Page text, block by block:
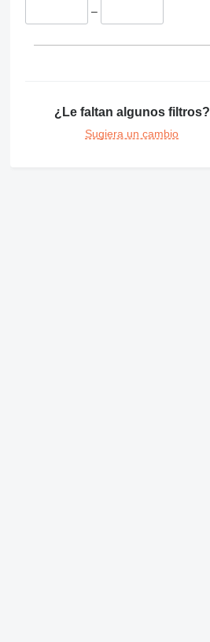
–
¿Le faltan algunos filtros?
Sugiera un cambio